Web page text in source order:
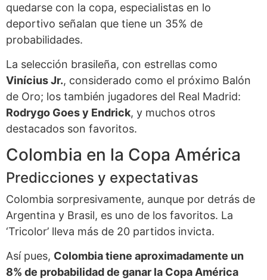
quedarse con la copa, especialistas en lo
deportivo señalan que tiene un 35% de
probabilidades.
La selección brasileña, con estrellas como
Vinícius Jr., considerado como el próximo Balón
de Oro; los también jugadores del Real Madrid:
Rodrygo Goes y Endrick, y muchos otros
destacados son favoritos.
Colombia en la Copa América
Predicciones y expectativas
Colombia sorpresivamente, aunque por detrás de
Argentina y Brasil, es uno de los favoritos. La
‘Tricolor’ lleva más de 20 partidos invicta.
Así pues, Colombia tiene aproximadamente un
8% de probabilidad de ganar la Copa América